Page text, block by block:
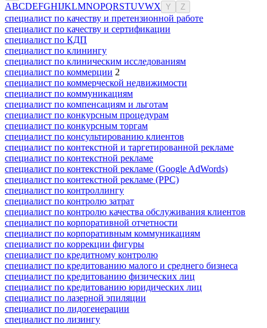
ABCDEFGHIJKLMNOPQRSTUVWX Y Z
специалист по качеству и претензионной работе
специалист по качеству и сертификации
специалист по КДП
специалист по клинингу
специалист по клиническим исследованиям
специалист по коммерции 2
специалист по коммерческой недвижимости
специалист по коммуникациям
специалист по компенсациям и льготам
специалист по конкурсным процедурам
специалист по конкурсным торгам
специалист по консультированию клиентов
специалист по контекстной и таргетированной рекламе
специалист по контекстной рекламе
специалист по контекстной рекламе (Google AdWords)
специалист по контекстной рекламе (PPC)
специалист по контроллингу
специалист по контролю затрат
специалист по контролю качества обслуживания клиентов
специалист по корпоративной отчетности
специалист по корпоративным коммуникациям
специалист по коррекции фигуры
специалист по кредитному контролю
специалист по кредитованию малого и среднего бизнеса
специалист по кредитованию физических лиц
специалист по кредитованию юридических лиц
специалист по лазерной эпиляции
специалист по лидогенерации
специалист по лизингу